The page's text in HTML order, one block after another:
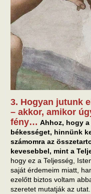
3. Hogyan jutunk
– akkor, amikor
fény… Ahhoz, hogy
békességet, hinnünk
számomra az
kevesebbel, mint a
hogy ez a Teljesség,
saját érdemeim miatt,
ezelőtt biztos voltam
szeretet mutatják az